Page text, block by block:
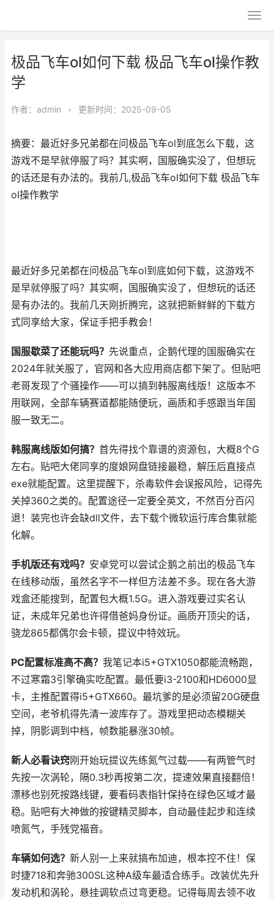
极品飞车ol如何下载 极品飞车ol操作教
学
作者： admin • 更新时间：2025-09-05
摘要：最近好多兄弟都在问极品飞车ol到底怎么下载，这
游戏不是早就停服了吗？其实啊，国服确实没了，但想玩
的话还是有办法的。我前几,极品飞车ol如何下载 极品飞车
ol操作教学
最近好多兄弟都在问极品飞车ol到底如何下载，这游戏不
是早就停服了吗？其实啊，国服确实没了，但想玩的话还
是有办法的。我前几天刚折腾完，这就把新鲜鲜的下载方
式同享给大家，保证手把手教会！
国服歇菜了还能玩吗？ 先说重点，企鹅代理的国服确实在
2024年就关服了，官网和各大应用商店都下架了。但贴吧
老哥发现了个骚操作——可以搞到韩服离线版！这版本不
用联网，全部车辆赛道都能随便玩，画质和手感跟当年国
服一致无二。
韩服离线版如何搞？ 首先得找个靠谱的资源包，大概8个G
左右。贴吧大佬同享的度娘网盘链接最稳，解压后直接点
exe就能配置。这里提醒下，杀毒软件会误报风险，记得先
关掉360之类的。配置途径一定要全英文，不然百分百闪
退！装完也许会缺dll文件，去下载个微软运行库合集就能
化解。
手机版还有戏吗？ 安卓党可以尝试企鹅之前出的极品飞车
在线移动版，虽然名字不一样但方法差不多。现在各大游
戏盒还能搜到，配置包大概1.5G。进入游戏要过实名认
证，未成年兄弟也许得借爸妈身份证。画质开顶尖的话，
骁龙865都偶尔会卡顿，提议中特效玩。
PC配置标准高不高？ 我笔记本i5+GTX1050都能流畅跑，
不过寒霜3引擎确实吃配置。最低要i3-2100和HD6000显
卡，主推配置得i5+GTX660。最坑爹的是必须留20G硬盘
空间，老爷机得先清一波库存了。游戏里把动态模糊关
掉，阴影调到中档，帧数能暴涨30帧。
新人必看诀窍刚开始玩提议先练氮气过载——有两管气时
先按一次涡轮，隔0.3秒再按第二次，提速效果直接翻倍！
漂移也别死按路线键，要看码表指针保持在绿色区域才最
稳。贴吧有大神做的按键精灵脚本，自动最佳起步和连续
喷氮气，手残党福音。
车辆如何选？ 新人别一上来就搞布加迪，根本控不住！保
时捷718和奔驰300SL这种A级车最适合练手。改装优先升
发动机和涡轮，悬挂调软点过弯更稳。记得每周去领不收